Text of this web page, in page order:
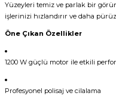
Yüzeyleri temiz ve parlak bir
işlerinizi hızlandırır ve daha
Öne Çıkan Özellikler
1200 W güçlü motor ile etkili
Profesyonel polisaj ve cilalama